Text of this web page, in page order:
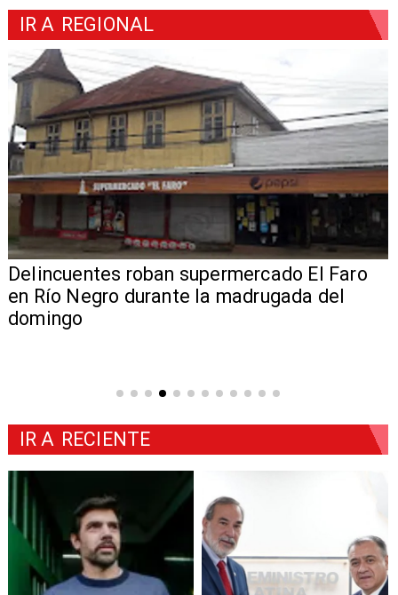
IR A REGIONAL
Delincuentes roban supermercado El Faro
en Río Negro durante la madrugada del
domingo
IR A RECIENTE